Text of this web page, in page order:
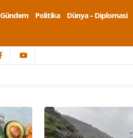
Gündem Politika Dünya – Diplomasi